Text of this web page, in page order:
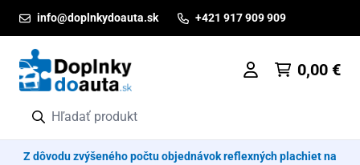
info@doplnkydoauta.sk +421 917 909 909
0,00 €
Z dôvodu zvýšeného počtu objednávok reflexných plachiet na